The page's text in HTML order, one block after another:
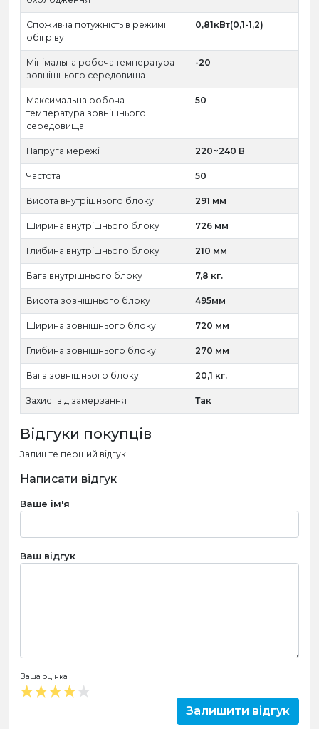
Споживча потужність в режимі
обігріву
0,81кВт(0,1-1,2)
Мінімальна робоча температура
зовнішнього середовища
-20
Максимальна робоча
температура зовнішнього
середовища
50
Напруга мережі 220~240 В
Частота 50
Висота внутрішнього блоку 291 мм
Ширина внутрішнього блоку 726 мм
Глибина внутрішнього блоку 210 мм
Вага внутрішнього блоку 7,8 кг.
Висота зовнішнього блоку 495мм
Ширина зовнішнього блоку 720 мм
Глибина зовнішнього блоку 270 мм
Вага зовнішнього блоку 20,1 кг.
Захист від замерзання Так
Відгуки покупців
Залиште перший відгук
Написати відгук
Ваше ім'я
Ваш відгук
Ваша оцінка
Залишити відгук